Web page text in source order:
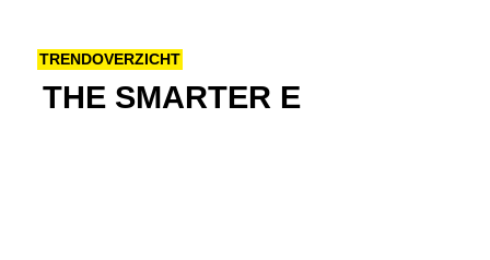
TRENDOVERZICHT
THE SMARTER E